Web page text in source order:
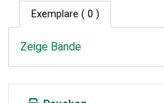
Exemplare ( 0 )
Zeige Bände